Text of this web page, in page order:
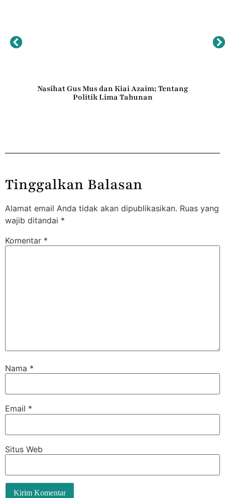
Nasihat Gus Mus dan Kiai Azaim; Tentang
Politik Lima Tahunan
Tinggalkan Balasan
Alamat email Anda tidak akan dipublikasikan. Ruas yang
wajib ditandai *
Komentar *
Nama *
Email *
Situs Web